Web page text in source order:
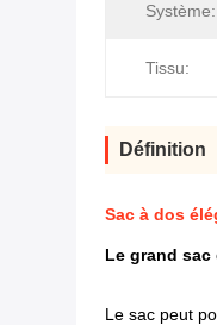
Système:
Tissu:
Définition
Sac à dos
Le grand sac
Le sac peut